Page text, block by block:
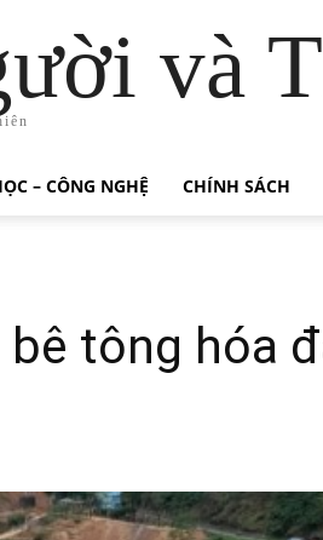
và
– CÔNG NGHỆ CHÍNH SÁCH
tông hóa